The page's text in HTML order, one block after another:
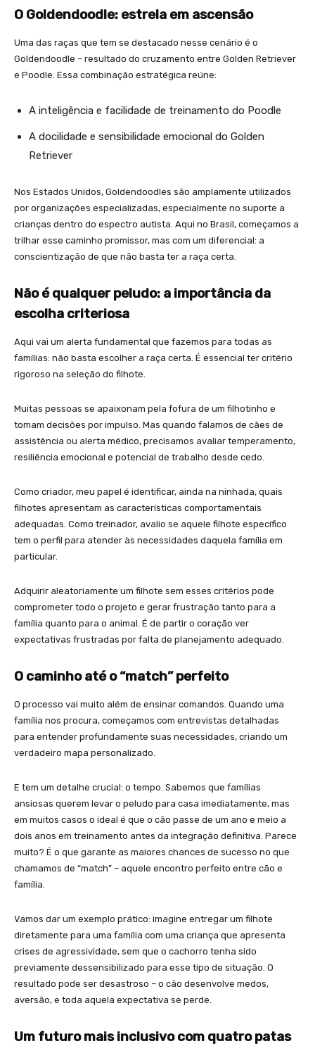
O Goldendoodle: estrela em ascensão
Uma das raças que tem se destacado nesse cenário é o
Goldendoodle – resultado do cruzamento entre Golden Retriever
e Poodle. Essa combinação estratégica reúne:
A inteligência e facilidade de treinamento do Poodle
A docilidade e sensibilidade emocional do Golden
Retriever
Nos Estados Unidos, Goldendoodles são amplamente utilizados
por organizações especializadas, especialmente no suporte a
crianças dentro do espectro autista. Aqui no Brasil, começamos a
trilhar esse caminho promissor, mas com um diferencial: a
conscientização de que não basta ter a raça certa.
Não é qualquer peludo: a importância da
escolha criteriosa
Aqui vai um alerta fundamental que fazemos para todas as
famílias: não basta escolher a raça certa. É essencial ter critério
rigoroso na seleção do filhote.
Muitas pessoas se apaixonam pela fofura de um filhotinho e
tomam decisões por impulso. Mas quando falamos de cães de
assistência ou alerta médico, precisamos avaliar temperamento,
resiliência emocional e potencial de trabalho desde cedo.
Como criador, meu papel é identificar, ainda na ninhada, quais
filhotes apresentam as características comportamentais
adequadas. Como treinador, avalio se aquele filhote específico
tem o perfil para atender às necessidades daquela família em
particular.
Adquirir aleatoriamente um filhote sem esses critérios pode
comprometer todo o projeto e gerar frustração tanto para a
família quanto para o animal. É de partir o coração ver
expectativas frustradas por falta de planejamento adequado.
O caminho até o “match” perfeito
O processo vai muito além de ensinar comandos. Quando uma
família nos procura, começamos com entrevistas detalhadas
para entender profundamente suas necessidades, criando um
verdadeiro mapa personalizado.
E tem um detalhe crucial: o tempo. Sabemos que famílias
ansiosas querem levar o peludo para casa imediatamente, mas
em muitos casos o ideal é que o cão passe de um ano e meio a
dois anos em treinamento antes da integração definitiva. Parece
muito? É o que garante as maiores chances de sucesso no que
chamamos de “match” – aquele encontro perfeito entre cão e
família.
Vamos dar um exemplo prático: imagine entregar um filhote
diretamente para uma família com uma criança que apresenta
crises de agressividade, sem que o cachorro tenha sido
previamente dessensibilizado para esse tipo de situação. O
resultado pode ser desastroso – o cão desenvolve medos,
aversão, e toda aquela expectativa se perde.
Um futuro mais inclusivo com quatro patas